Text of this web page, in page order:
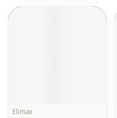
Elimax